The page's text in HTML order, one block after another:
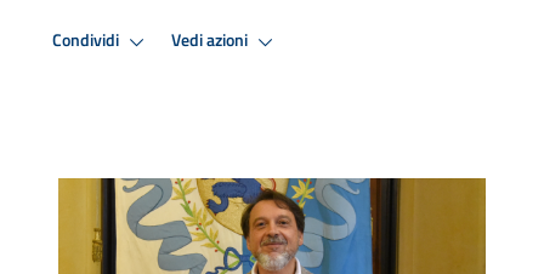
Condividi Vedi azioni